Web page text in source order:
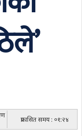
प्रकासित समय : ०१:२४